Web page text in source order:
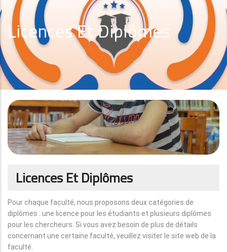
Licences Et Diplômes
Licences Et Diplômes
Pour chaque faculté, nous proposons deux catégories de
diplômes : une licence pour les étudiants et plusieurs diplômes
pour les chercheurs. Si vous avez besoin de plus de détails
concernant une certaine faculté, veuillez visiter le site web de la
faculté.